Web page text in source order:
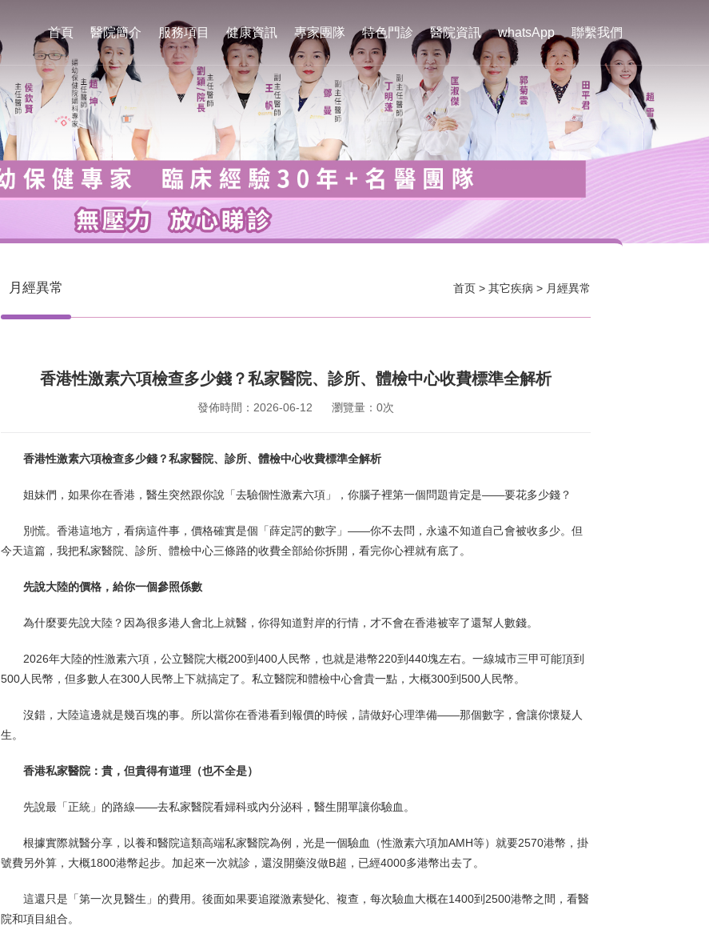
首頁 醫院簡介 服務項目 健康資訊 專家團隊 特色門診 醫院資訊 whatsApp 聯繫我們
月經異常 首页 >其它疾病 > 月經異常
香港性激素六項檢查多少錢？私家醫院、診所、體檢中心收費標準全解析
發佈時間：2026-06-12 瀏覽量：0次
香港性激素六項檢查多少錢？私家醫院、診所、體檢中心收費標準全解析
姐妹們，如果你在香港，醫生突然跟你說「去驗個性激素六項」，你腦子裡第一個問題肯定是——要花多少錢？
別慌。香港這地方，看病這件事，價格確實是個「薛定諤的數字」——你不去問，永遠不知道自己會被收多少。但
今天這篇，我把私家醫院、診所、體檢中心三條路的收費全部給你拆開，看完你心裡就有底了。
先說大陸的價格，給你一個參照係數
為什麼要先說大陸？因為很多港人會北上就醫，你得知道對岸的行情，才不會在香港被宰了還幫人數錢。
2026年大陸的性激素六項，公立醫院大概200到400人民幣，也就是港幣220到440塊左右。一線城市三甲可能頂到
500人民幣，但多數人在300人民幣上下就搞定了。私立醫院和體檢中心會貴一點，大概300到500人民幣。
沒錯，大陸這邊就是幾百塊的事。所以當你在香港看到報價的時候，請做好心理準備——那個數字，會讓你懷疑人
生。
香港私家醫院：貴，但貴得有道理（也不全是）
先說最「正統」的路線——去私家醫院看婦科或內分泌科，醫生開單讓你驗血。
根據實際就醫分享，以養和醫院這類高端私家醫院為例，光是一個驗血（性激素六項加AMH等）就要2570港幣，掛
號費另外算，大概1800港幣起步。加起來一次就診，還沒開藥沒做B超，已經4000多港幣出去了。
這還只是「第一次見醫生」的費用。後面如果要追蹤激素變化、複查，每次驗血大概在1400到2500港幣之間，看醫
院和項目組合。